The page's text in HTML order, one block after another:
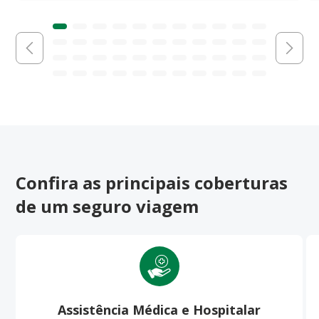
Confira as principais coberturas
de um seguro viagem
Assistência Médica e Hospitalar